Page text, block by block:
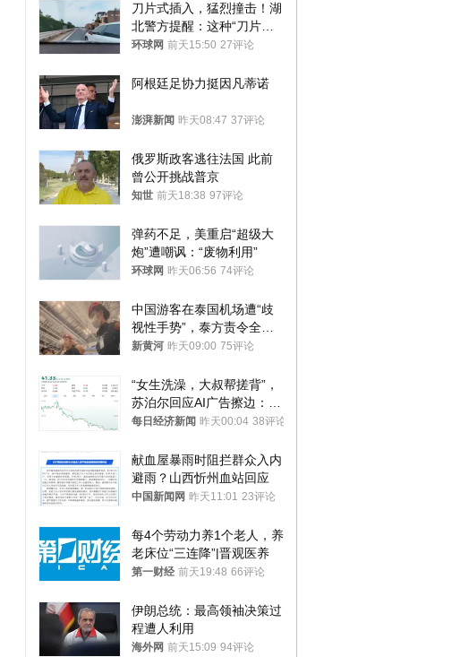
刀片式插入，猛烈撞击！湖
北警方提醒：这种“刀片超
车”，太危险了
环球网 前天15:50 27评论
阿根廷足协力挺因凡蒂诺
澎湃新闻 昨天08:47 37评论
俄罗斯政客逃往法国 此前
曾公开挑战普京
知世 前天18:38 97评论
弹药不足，美重启“超级大
炮”遭嘲讽：“废物利用”
环球网 昨天06:56 74评论
中国游客在泰国机场遭“歧
视性手势”，泰方责令全面
调查，对责任人采取最严厉
新黄河 昨天09:00 75评论
“女生洗澡，大叔帮搓背”，
苏泊尔回应AI广告擦边：视
频全下架，已强化内容管理
每日经济新闻 昨天00:04 38评论
献血屋暴雨时阻拦群众入内
避雨？山西忻州血站回应
中国新闻网 昨天11:01 23评论
每4个劳动力养1个老人，养
老床位“三连降”|晋观医养
第一财经 前天19:48 66评论
伊朗总统：最高领袖决策过
程遭人利用
海外网 前天15:09 94评论